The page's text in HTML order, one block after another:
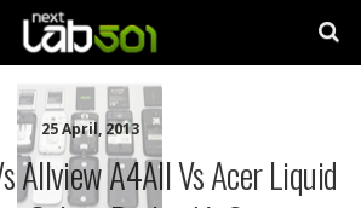
25 April, 2013
Allview A4All Vs Acer Liquid